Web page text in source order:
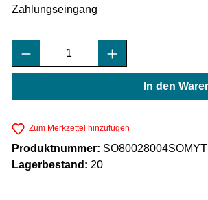
Zahlungseingang
Produkt Anzahl: Gib den
In den
Zum Merkzettel hinzufügen
Produktnummer:
Lagerbestand: 20